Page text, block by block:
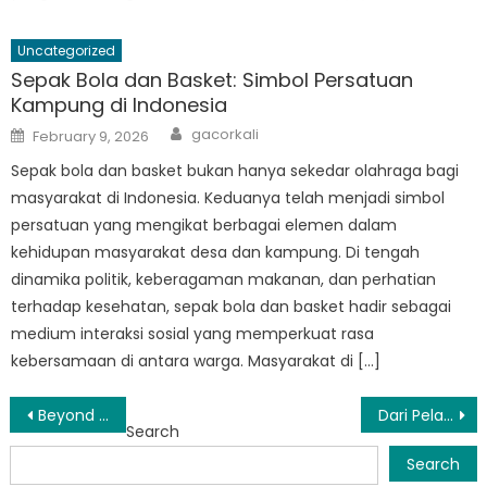
Uncategorized
Sepak Bola dan Basket: Simbol Persatuan
Kampung di Indonesia
Posted
on
February 9, 2026 Author
gacorkali
Sepak bola dan basket bukan hanya sekedar olahraga bagi
masyarakat di Indonesia. Keduanya telah menjadi simbol
persatuan yang mengikat berbagai elemen dalam
kehidupan masyarakat desa dan kampung. Di tengah
dinamika politik, keberagaman makanan, dan perhatian
terhadap kesehatan, sepak bola dan basket hadir sebagai
medium interaksi sosial yang memperkuat rasa
kebersamaan di antara warga. Masyarakat di […]
Post
navigation
Beyond Borders: Kolaborasi dan Kemitraan BPBD Kabupaten Mukomuko dalam Penanggulangan Bencana Dari Pelatihan ke Aksi: Cara BPBD Bengkulu Mukomuko Menyelamatkan Nyawa
Search
Search